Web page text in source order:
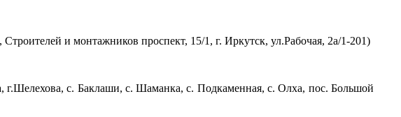
и монтажников проспект, 15/1, г. Иркутск, ул.Рабочая, 2а/1-201)
г.Шелехова, с. Баклаши, с. Шаманка, с. Подкаменная, с. Олха, пос. Большой